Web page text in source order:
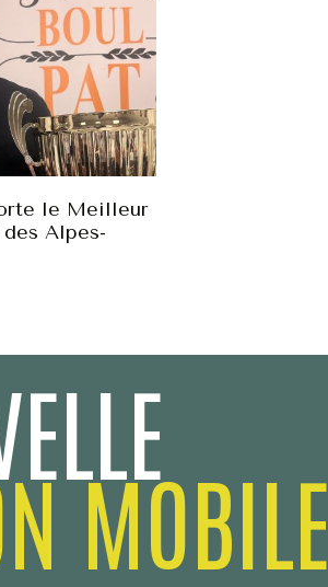
le Meilleur
Alpes-
MOBILE